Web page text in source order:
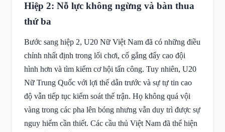
Hiệp 2: Nỗ lực không ngừng và bàn thua
thứ ba
Bước sang hiệp 2, U20 Nữ Việt Nam đã có những điều
chỉnh nhất định trong lối chơi, cố gắng đẩy cao đội
hình hơn và tìm kiếm cơ hội tấn công. Tuy nhiên, U20
Nữ Trung Quốc với lợi thế dẫn trước và sự tự tin cao
độ vẫn tiếp tục kiểm soát thế trận. Họ không quá vội
vàng trong các pha lên bóng nhưng vẫn duy trì được sự
nguy hiểm cần thiết. Các cầu thủ Việt Nam đã thể hiện